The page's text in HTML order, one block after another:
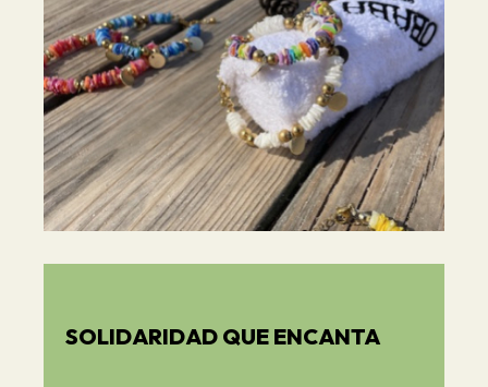
SOLIDARIDAD QUE ENCANTA